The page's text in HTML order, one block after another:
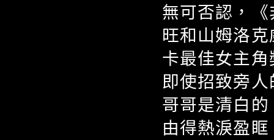
無可否認，
旺和山姆洛
卡最佳女主
即使招致旁
哥哥是清白
由得熱淚盈眶